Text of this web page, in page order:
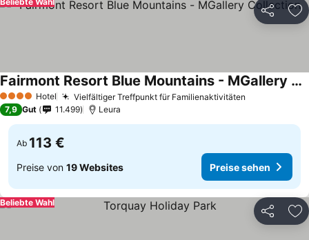
Teilen
4 Sterne Hotel Vielfältiger Treffpunkt für Familienaktivitäten
Fairmont Resort Blue Mountains - MGallery Collection
7,9 Gut 11.499 Leura
Ab 113 €
Preise von 19 Websites Preise sehen
Teilen
Beliebte Wahl